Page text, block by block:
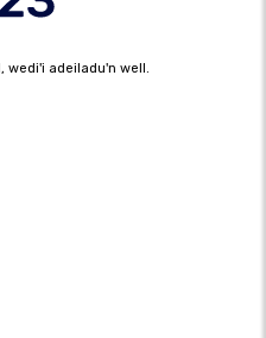
wedi'i adeiladu'n well.